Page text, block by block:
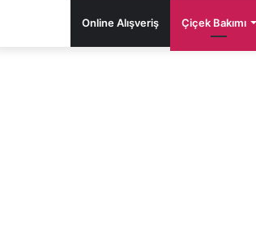
Online Alışveriş Çiçek Bakımı